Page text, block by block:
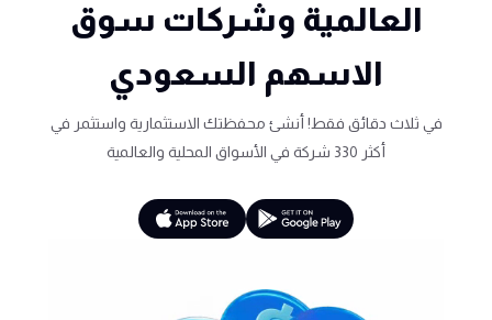
العالمية وشركات سوق
الاسهم السعودي
في ثلاث دقائق فقط! أنشئ محفظتك الاستثمارية واستثمر في
أكثر 330 شركة في الأسواق المحلية والعالمية